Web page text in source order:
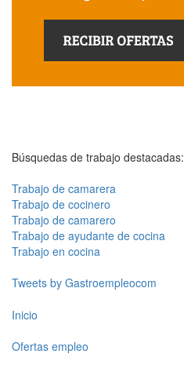
Búsquedas de trabajo destacadas:
Trabajo de camarera
Trabajo de cocinero
Trabajo de camarero
Trabajo de ayudante de cocina
Trabajo en cocina
Tweets by Gastroempleocom
Inicio
Ofertas empleo